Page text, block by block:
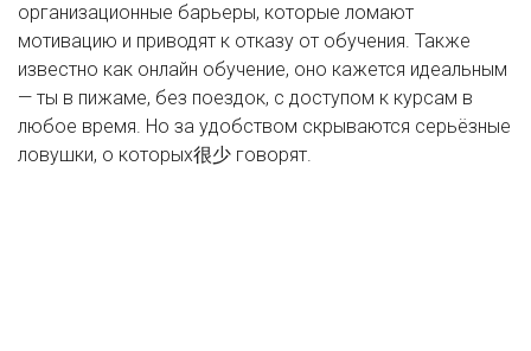
организационные барьеры, которые ломают
мотивацию и приводят к отказу от обучения. Также
известно как онлайн обучение, оно кажется идеальным
— ты в пижаме, без поездок, с доступом к курсам в
любое время. Но за удобством скрываются серьёзные
ловушки, о которых很少 говорят.